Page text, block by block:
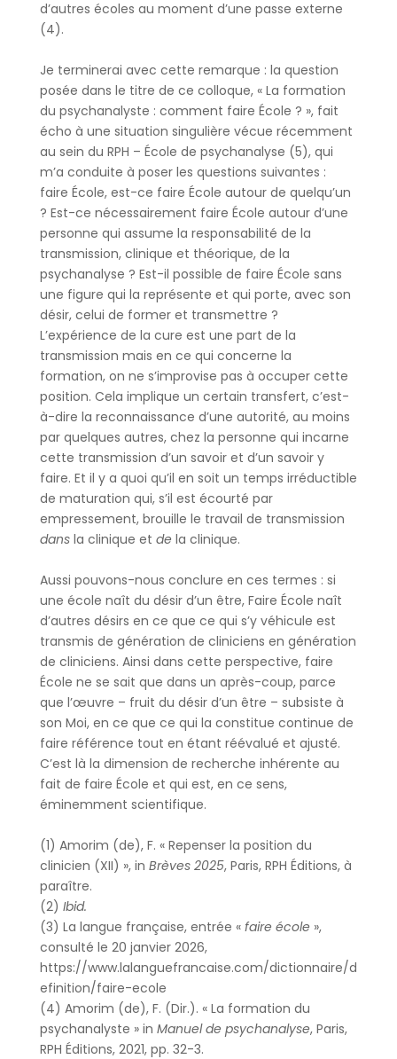
d’autres écoles au moment d’une passe externe
(4).
Je terminerai avec cette remarque : la question
posée dans le titre de ce colloque, « La formation
du psychanalyste : comment faire École ? », fait
écho à une situation singulière vécue récemment
au sein du RPH – École de psychanalyse (5), qui
m’a conduite à poser les questions suivantes :
faire École, est-ce faire École autour de quelqu’un
? Est-ce nécessairement faire École autour d’une
personne qui assume la responsabilité de la
transmission, clinique et théorique, de la
psychanalyse ? Est-il possible de faire École sans
une figure qui la représente et qui porte, avec son
désir, celui de former et transmettre ?
L’expérience de la cure est une part de la
transmission mais en ce qui concerne la
formation, on ne s’improvise pas à occuper cette
position. Cela implique un certain transfert, c’est-
à-dire la reconnaissance d’une autorité, au moins
par quelques autres, chez la personne qui incarne
cette transmission d’un savoir et d’un savoir y
faire. Et il y a quoi qu’il en soit un temps irréductible
de maturation qui, s’il est écourté par
empressement, brouille le travail de transmission
dansla clinique et de la clinique.
Aussi pouvons-nous conclure en ces termes : si
une école naît du désir d’un être, Faire École naît
d’autres désirs en ce que ce qui s’y véhicule est
transmis de génération de cliniciens en génération
de cliniciens. Ainsi dans cette perspective, faire
École ne se sait que dans un après-coup, parce
que l’œuvre – fruit du désir d’un être – subsiste à
son Moi, en ce que ce qui la constitue continue de
faire référence tout en étant réévalué et ajusté.
C’est là la dimension de recherche inhérente au
fait de faire École et qui est, en ce sens,
éminemment scientifique.
(1) Amorim (de), F. « Repenser la position du
clinicien (XII) », in Brèves 2025, Paris, RPH Éditions, à
paraître.
(2) Ibid.
(3) La langue française, entrée « faire école »,
consulté le 20 janvier 2026,
https://www.lalanguefrancaise.com/dictionnaire/d
efinition/faire-ecole
(4) Amorim (de), F. (Dir.). « La formation du
psychanalyste » in Manuel de psychanalyse, Paris,
RPH Éditions, 2021, pp. 32-3.